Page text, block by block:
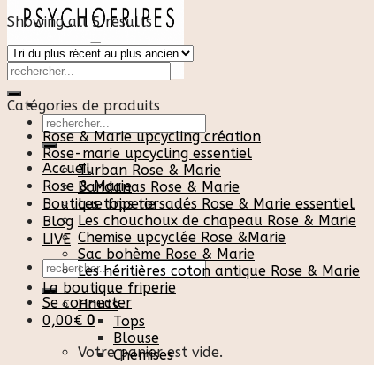
Recherche
pour :
Accueil
Rose & Marie
Boutique friperie
Blog
LIVE
Recherche
pour :
Se connecter
0,00€ 0
Votre panier est vide.
Showing all 5 results
Catégories de produits
Rose & Marie upcycling création
Rose-marie upcycling essentiel
Turban Rose & Marie
Bandanas Rose & Marie
Les tops torsadés Rose & Marie essentiel
Les chouchoux de chapeau Rose & Marie
Chemise upcyclée Rose &Marie
Sac bohème Rose & Marie
Les héritières coton antique Rose & Marie
La boutique friperie
Hauts
Tops
Blouse
Chemises